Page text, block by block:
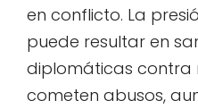
en conflicto. La
puede resultar en
diplomáticas contra
cometen abusos,